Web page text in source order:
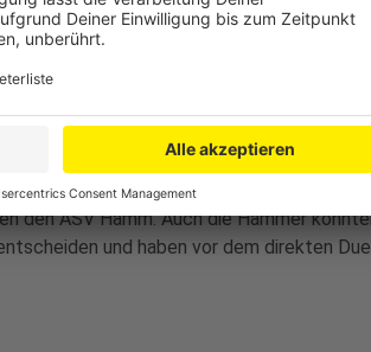
nervöse Aktionen zu viele Chancen
Gäste nicht mehr, so dass sich der VfL
fällt der VfL mit nunmehr 23:11
vierten Rang. Das letzte Spiel des
am 30. Dezember in der Dortmunder
den ASV Hamm. Auch die Hammer
und haben vor dem direkten